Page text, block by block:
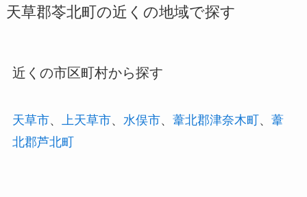
天草郡苓北町の近くの地域で探す
近くの市区町村から探す
天草市、 上天草市、 水俣市、 葦北郡津奈木町、 葦
北郡芦北町